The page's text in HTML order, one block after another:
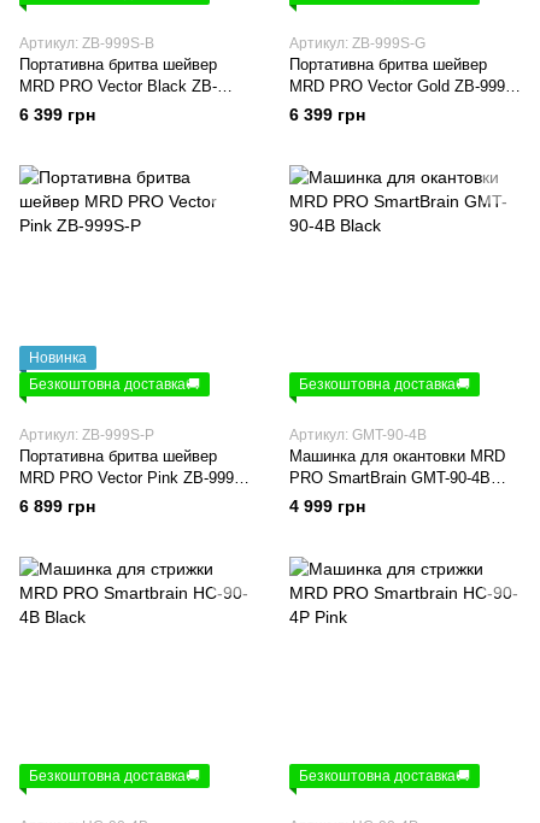
Артикул: ZB-999S-B
Портативна бритва шейвер
MRD PRO Vector Black ZB-
999S-B
6 399 грн
Артикул: ZB-999S-G
Портативна бритва шейвер
MRD PRO Vector Gold ZB-999S-
G
6 399 грн
Новинка
Безкоштовна доставка🚚
Артикул: ZB-999S-P
Портативна бритва шейвер
MRD PRO Vector Pink ZB-999S-
P
6 899 грн
Безкоштовна доставка🚚
Артикул: GMT-90-4B
Машинка для окантовки MRD
PRO SmartBrain GMT-90-4B
Black
4 999 грн
Безкоштовна доставка🚚 Безкоштовна доставка🚚